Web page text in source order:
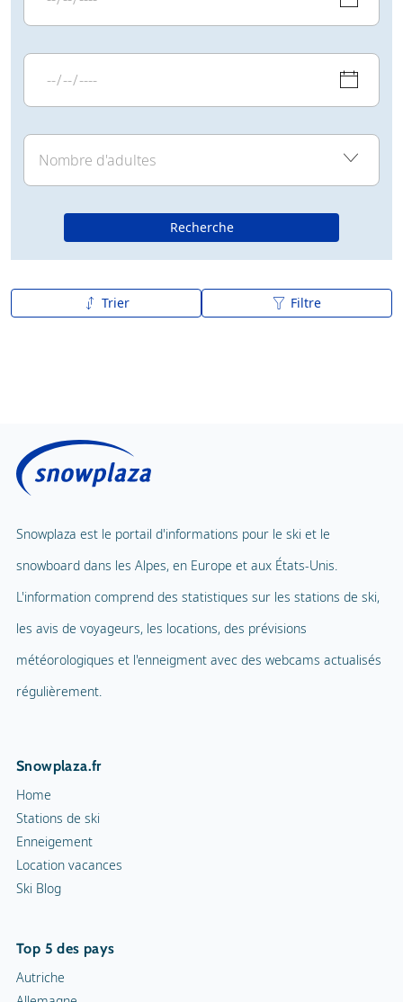
Recherche
Trier Filtre
De A à Z
Snowplaza est le portail d'informations pour le ski et le
snowboard dans les Alpes, en Europe et aux États-Unis.
L'information comprend des statistiques sur les stations de ski,
les avis de voyageurs, les locations, des prévisions
météorologiques et l'enneigment avec des webcams actualisés
régulièrement.
Snowplaza.fr
Home
Stations de ski
Enneigement
Location vacances
Ski Blog
Top 5 des pays
Autriche